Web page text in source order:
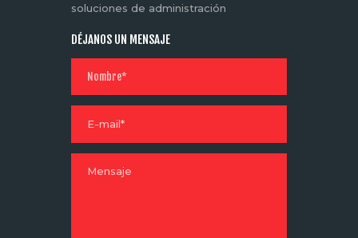
soluciones de administración
DÉJANOS UN MENSAJE